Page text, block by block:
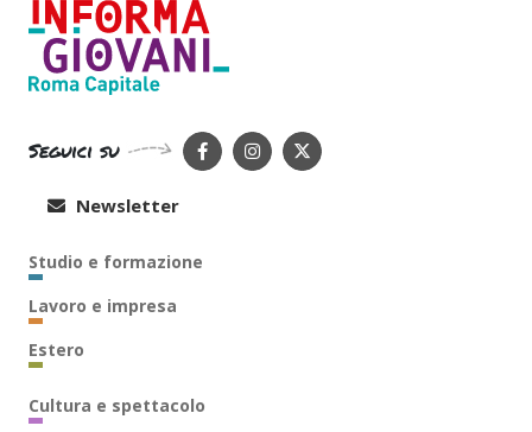
Seguici su
Newsletter
Studio e formazione
Lavoro e impresa
Estero
Cultura e spettacolo